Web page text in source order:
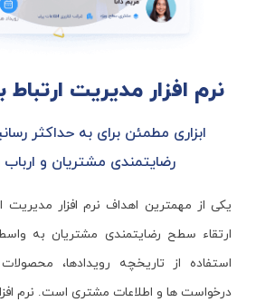
نرم افزار مدیریت
ابزاری مطمئن برای به حداکثر
رضایتمندی مشتریان و
یکی از مهمترین اهداف نرم افزار مدیریت
ارتقاء سطح رضایتمندی مشتریان به
استفاده از تاریخچه رویدادها،
درخواست ها و اطلاعات مشتری است. نرم